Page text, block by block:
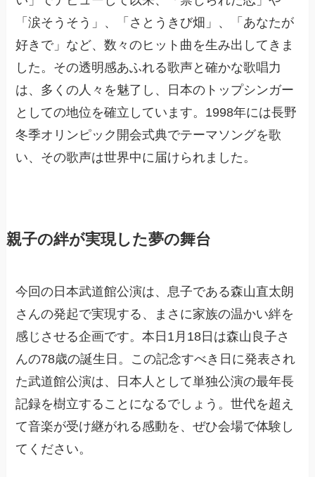
「涙そうそう」、「さとうきび畑」、「あなたが
好きで」など、数々のヒット曲を生み出してきま
した。その透明感あふれる歌声と確かな歌唱力
は、多くの人々を魅了し、日本のトップシンガー
としての地位を確立しています。1998年には長野
冬季オリンピック開会式典でテーマソングを歌
い、その歌声は世界中に届けられました。
親子の絆が実現した夢の舞台
今回の日本武道館公演は、息子である森山直太朗
さんの発起で実現する、まさに家族の温かい絆を
感じさせる企画です。本日1月18日は森山良子さ
んの78歳の誕生日。この記念すべき日に発表され
た武道館公演は、日本人として単独公演の最年長
記録を樹立することになるでしょう。世代を超え
て音楽が受け継がれる感動を、ぜひ会場で体験し
てください。